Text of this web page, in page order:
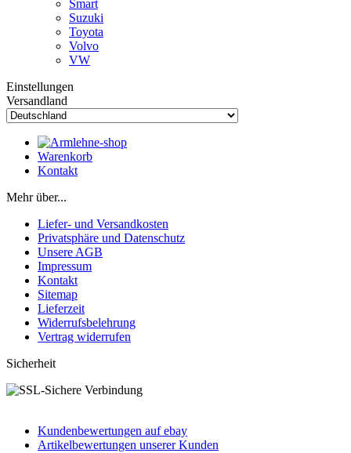
Smart
Suzuki
Toyota
Volvo
VW
Einstellungen
Versandland
Warenkorb
Kontakt
Mehr über...
Liefer- und Versandkosten
Privatsphäre und Datenschutz
Unsere AGB
Impressum
Kontakt
Sitemap
Lieferzeit
Widerrufsbelehrung
Vertrag widerrufen
Sicherheit
Kundenbewertungen auf ebay
Artikelbewertungen unserer Kunden